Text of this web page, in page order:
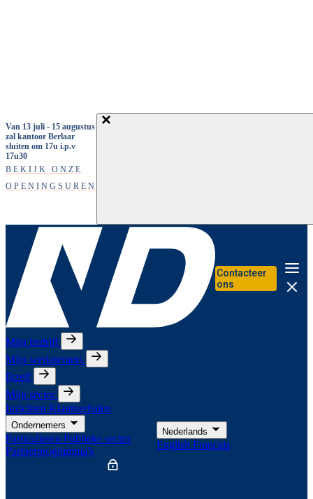
Van 13 juli - 15 augustus
zal kantoor Berlaar
sluiten om 17u i.p.v
17u30
BEKIJK ONZE
OPENINGSUREN
Contacteer
ons
Mijn bedrijf
Mijn werknemers
Ikzelf
Mijn sector
Inzichten Klantverhalen
Ondernemers
Particulieren Publieke sector
Partnerprogramma's
Nederlands
English Français